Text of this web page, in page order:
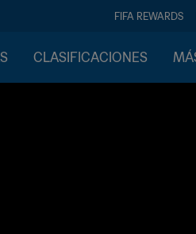
FIFA REWARDS
CLASIFICACIONES